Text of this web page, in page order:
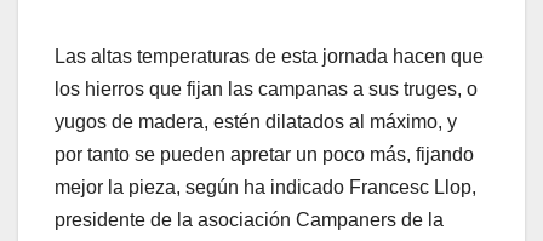
Las altas temperaturas de esta jornada hacen que
los hierros que fijan las campanas a sus truges, o
yugos de madera, estén dilatados al máximo, y
por tanto se pueden apretar un poco más, fijando
mejor la pieza, según ha indicado Francesc Llop,
presidente de la asociación Campaners de la